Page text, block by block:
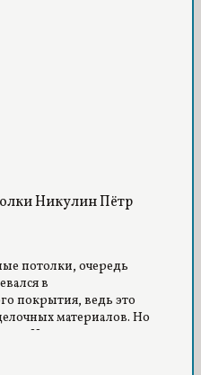
потолки, очередь
в
покрытия, ведь это
материалов. Но
Ни плесень, ни
не приживаются.